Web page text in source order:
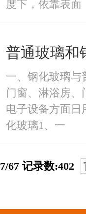
度下，依靠表面
普通玻璃和
一、钢化玻璃与
门窗、淋浴房
电子设备方面日
化玻璃1、一
7/67 记录数:402